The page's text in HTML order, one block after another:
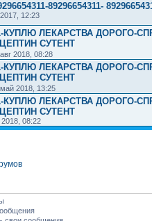
89296654311-
12:23
11-КУПЛЮ ЛЕКАРСТВА
СУТЕНТ
2018, 08:28
11-КУПЛЮ ЛЕКАРСТВА
СУТЕНТ
2018, 13:25
11-КУПЛЮ ЛЕКАРСТВА
СУТЕНТ
08:22